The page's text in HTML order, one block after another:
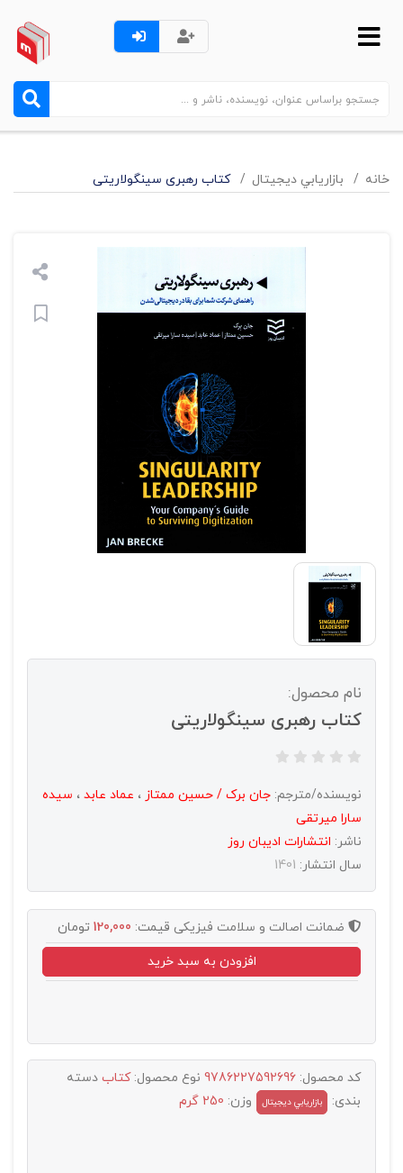
خانه بازاريابي ديجيتال کتاب رهبری سینگولاریتی
نام محصول:
کتاب رهبری سینگولاریتی
نویسنده/مترجم: جان برک / حسین ممتاز ، عماد عابد ، سیده
سارا میرتقی
ناشر: انتشارات اديبان روز
سال انتشار: 1401
ضمانت اصالت و سلامت فیزیکی قیمت: 120,000 تومان
افزودن به سبد خرید
کد محصول: 9786227592696 نوع محصول:کتاب دسته
بندی:
بازاريابي ديجيتال وزن: 250 گرم